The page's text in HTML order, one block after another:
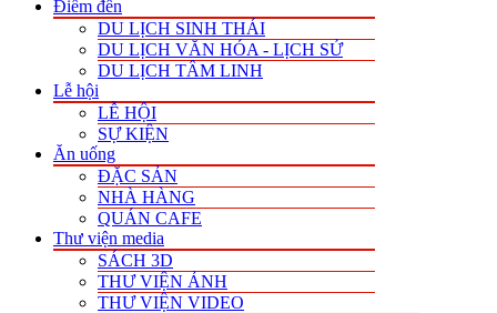
Điểm đến
DU LỊCH SINH THÁI
DU LỊCH VĂN HÓA - LỊCH SỬ
DU LỊCH TÂM LINH
Lễ hội
LỄ HỘI
SỰ KIỆN
Ăn uống
ĐẶC SẢN
NHÀ HÀNG
QUÁN CAFE
Thư viện media
SÁCH 3D
THƯ VIỆN ẢNH
THƯ VIỆN VIDEO